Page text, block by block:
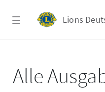
Lions
Alle